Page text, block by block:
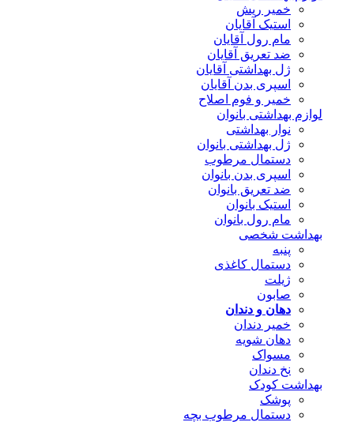
خمیر ریش
استیک آقایان
مام رول آقایان
ضد تعریق آقایان
ژل بهداشتی آقایان
اسپری بدن آقایان
خمیر و فوم اصلاح
لوازم بهداشتی بانوان
نوار بهداشتی
ژل بهداشتی بانوان
دستمال مرطوب
اسپری بدن بانوان
ضد تعریق بانوان
استیک بانوان
مام رول بانوان
بهداشت شخصی
پنبه
دستمال کاغذی
ژیلت
صابون
دهان و دندان
خمیر دندان
دهان شویه
مسواک
نخ دندان
بهداشت کودک
پوشک
دستمال مرطوب بچه